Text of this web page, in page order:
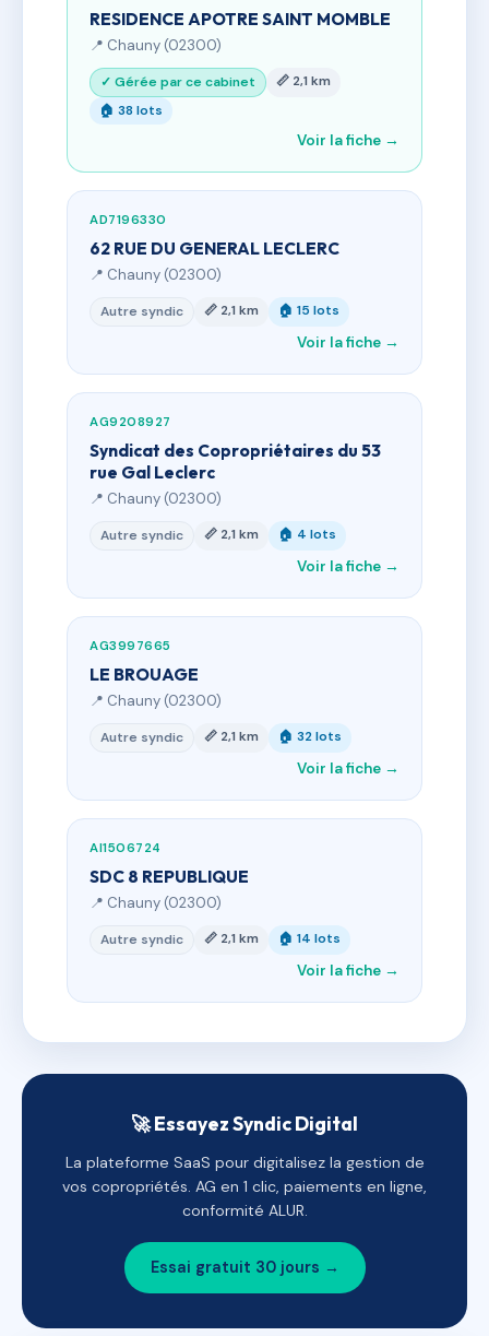
RESIDENCE APOTRE SAINT MOMBLE
📍 Chauny (02300)
✓ Gérée par ce cabinet
📏 2,1 km
🏠 38 lots
Voir la fiche →
AD7196330
62 RUE DU GENERAL LECLERC
📍 Chauny (02300)
Autre syndic 📏 2,1 km 🏠 15 lots
Voir la fiche →
AG9208927
Syndicat des Copropriétaires du 53
rue Gal Leclerc
📍 Chauny (02300)
Autre syndic 📏 2,1 km 🏠 4 lots
Voir la fiche →
AG3997665
LE BROUAGE
📍 Chauny (02300)
Autre syndic 📏 2,1 km 🏠 32 lots
Voir la fiche →
AI1506724
SDC 8 REPUBLIQUE
📍 Chauny (02300)
Autre syndic 📏 2,1 km 🏠 14 lots
Voir la fiche →
🚀 Essayez Syndic Digital
La plateforme SaaS pour digitalisez la gestion de
vos copropriétés. AG en 1 clic, paiements en ligne,
conformité ALUR.
Essai gratuit 30 jours →